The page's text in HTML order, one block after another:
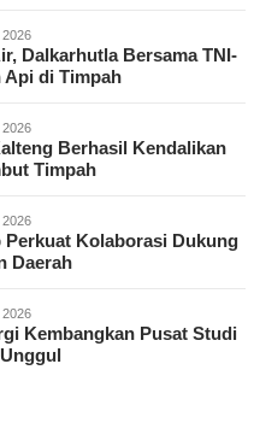
Dalkarhutla Bersama TNI-
di Timpah
Berhasil Kendalikan
Timpah
Kolaborasi Dukung
Daerah
Kembangkan Pusat Studi